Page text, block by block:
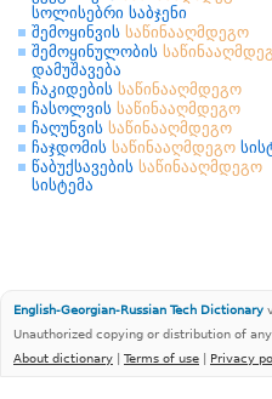
სოლისებრი საბჯენი
შემოყინვის საწინააღმდეგო
შემოყინულობის
დამუშავება
ჩაკიდების საწინააღმდეგო
ჩასოლვის საწინააღმდეგო
ჩაღუნვის საწინააღმდეგო
ჩაჯდომის საწინააღმდეგო
წაბუქსავების საწინააღმდეგო
სისტემა
English-Georgian-Russian Tech Dictionary
Unauthorized copying or distribution of
About dictionary | Terms of use | Privacy